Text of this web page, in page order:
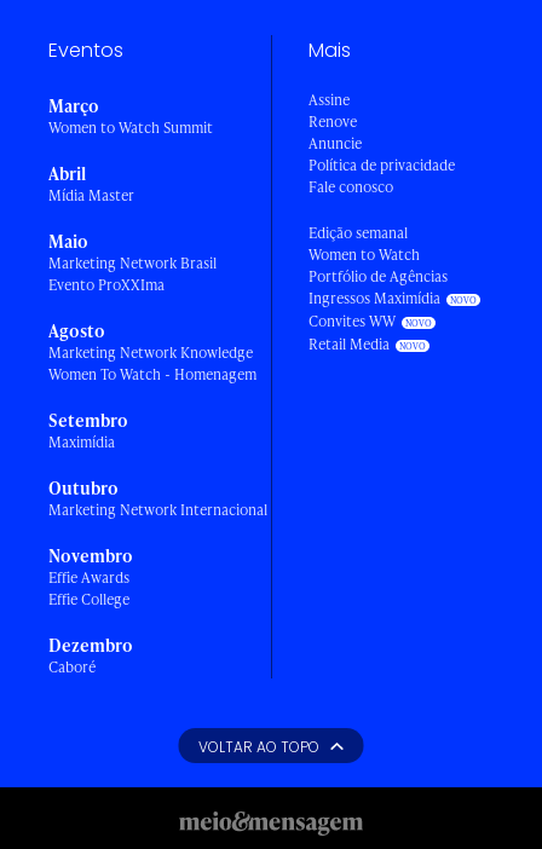
Eventos
Março
Women to Watch Summit
Abril
Mídia Master
Maio
Marketing Network Brasil
Evento ProXXIma
Agosto
Marketing Network Knowledge
Women To Watch - Homenagem
Setembro
Maximídia
Outubro
Marketing Network Internacional
Novembro
Effie Awards
Effie College
Dezembro
Caboré
Mais
Assine
Renove
Anuncie
Política de privacidade
Fale conosco
Edição semanal
Women to Watch
Portfólio de Agências
Ingressos Maximídia
Convites WW
Retail Media
VOLTAR AO TOPO